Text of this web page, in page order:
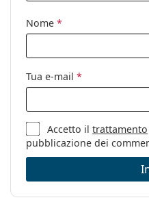
Codice:
Sun
Nome *
Tua e-mail *
Accetto iltrattamento
pubblicazione dei